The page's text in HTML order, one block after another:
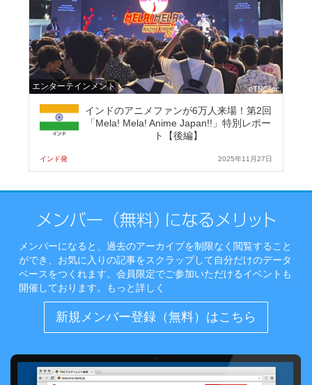
エンターテインメント
インドのアニメファンが6万人来場！第2回
「Mela! Mela! Anime Japan!!」特別レポー
ト【後編】
インド発 2025年11月27日
メンバーになると、過去のアーカイブを制限なく閲覧すること
ができ、お気に入りの記事をスクラップして自分だけのデータ
ベースをつくれます。会員限定でご参加いただけるイベントも
開催しております。
もっと詳しく
新規メンバー登録（無料）はこちら